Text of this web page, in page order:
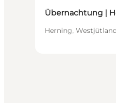
Übernachtung |
Herning, Westjütland